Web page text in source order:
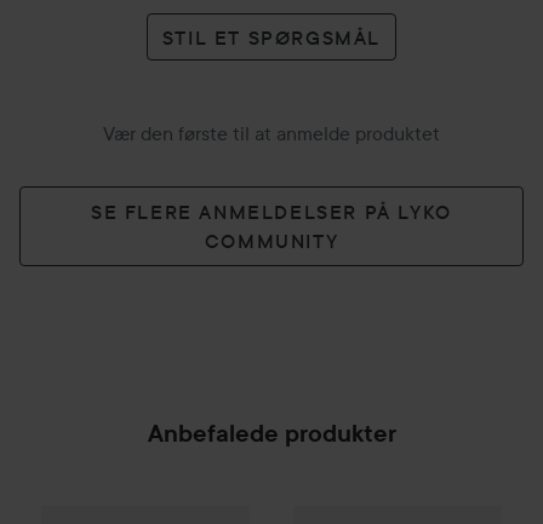
STIL ET SPØRGSMÅL
Vær den første til at anmelde produktet
SE FLERE ANMELDELSER PÅ LYKO
COMMUNITY
Anbefalede produkter